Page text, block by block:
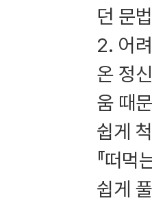
던 문
2. 어
온 정
움 때
쉽게
『떠
쉽게